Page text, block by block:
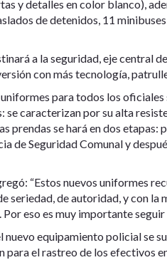
y detalles en color blanco),
de detenidos, 11
a la seguridad, eje central
con más tecnología,
para todos los
se caracterizan por su alta
prendas se hará en dos
de Seguridad Comunal y
“Estos nuevos uniformes
seriedad, de autoridad, y con
Por eso es muy importante
nuevo equipamiento policial se
para el rastreo de los efectivos